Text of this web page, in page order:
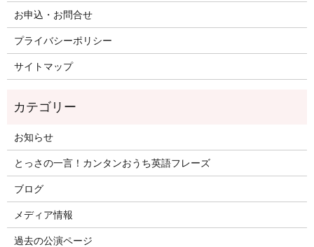
お申込・お問合せ
プライバシーポリシー
サイトマップ
お知らせ
とっさの一言！カンタンおうち英語フレーズ
ブログ
メディア情報
過去の公演ページ